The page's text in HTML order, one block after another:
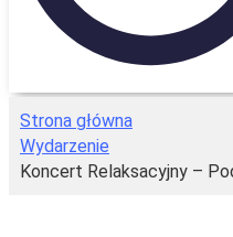
Strona główna
Wydarzenie
Koncert Relaksacyjny –